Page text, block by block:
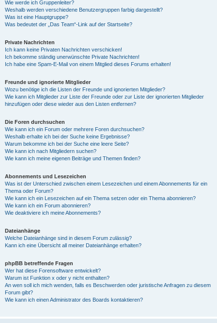
Wie werde ich Gruppenleiter?
Weshalb werden verschiedene Benutzergruppen farbig dargestellt?
Was ist eine Hauptgruppe?
Was bedeutet der „Das Team“-Link auf der Startseite?
Private Nachrichten
Ich kann keine Privaten Nachrichten verschicken!
Ich bekomme ständig unerwünschte Private Nachrichten!
Ich habe eine Spam-E-Mail von einem Mitglied dieses Forums erhalten!
Freunde und ignorierte Mitglieder
Wozu benötige ich die Listen der Freunde und ignorierten Mitglieder?
Wie kann ich Mitglieder zur Liste der Freunde oder zur Liste der ignorierten Mitglieder
hinzufügen oder diese wieder aus den Listen entfernen?
Die Foren durchsuchen
Wie kann ich ein Forum oder mehrere Foren durchsuchen?
Weshalb erhalte ich bei der Suche keine Ergebnisse?
Warum bekomme ich bei der Suche eine leere Seite?
Wie kann ich nach Mitgliedern suchen?
Wie kann ich meine eigenen Beiträge und Themen finden?
Abonnements und Lesezeichen
Was ist der Unterschied zwischen einem Lesezeichen und einem Abonnements für ein
Thema oder Forum?
Wie kann ich ein Lesezeichen auf ein Thema setzen oder ein Thema abonnieren?
Wie kann ich ein Forum abonnieren?
Wie deaktiviere ich meine Abonnements?
Dateianhänge
Welche Dateianhänge sind in diesem Forum zulässig?
Kann ich eine Übersicht all meiner Dateianhänge erhalten?
phpBB betreffende Fragen
Wer hat diese Forensoftware entwickelt?
Warum ist Funktion x oder y nicht enthalten?
An wen soll ich mich wenden, falls es Beschwerden oder juristische Anfragen zu diesem
Forum gibt?
Wie kann ich einen Administrator des Boards kontaktieren?